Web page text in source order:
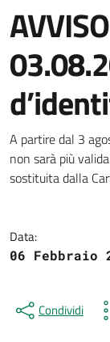
Dettagli
A partire dal 3
non sarà più
sostituita dalla
Data:
06 Febbraio
Condividi